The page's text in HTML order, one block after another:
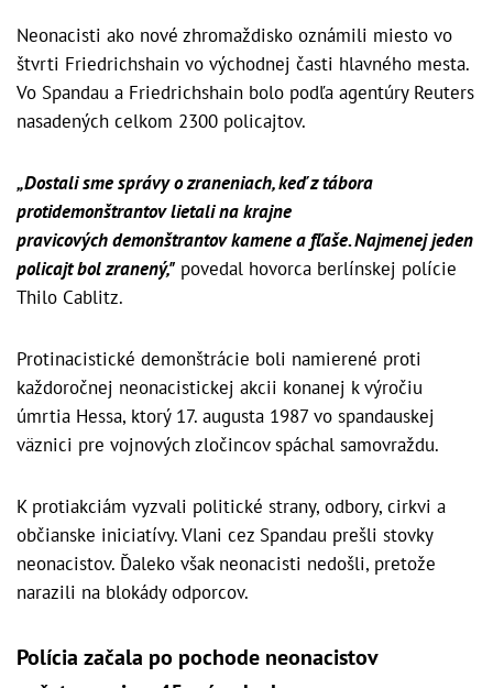
Neonacisti ako nové zhromaždisko oznámili miesto vo
štvrti Friedrichshain vo východnej časti hlavného mesta.
Vo Spandau a Friedrichshain bolo podľa agentúry Reuters
nasadených celkom 2300 policajtov.
„Dostali sme správy o zraneniach, keď z tábora
protidemonštrantov lietali na krajne
pravicových demonštrantov kamene a fľaše. Najmenej jeden
policajt bol zranený," povedal hovorca berlínskej polície
Thilo Cablitz.
Protinacistické demonštrácie boli namierené proti
každoročnej neonacistickej akcii konanej k výročiu
úmrtia Hessa, ktorý 17. augusta 1987 vo spandauskej
väznici pre vojnových zločincov spáchal samovraždu.
K protiakciám vyzvali politické strany, odbory, cirkvi a
občianske iniciatívy. Vlani cez Spandau prešli stovky
neonacistov. Ďaleko však neonacisti nedošli, pretože
narazili na blokády odporcov.
Polícia začala po pochode neonacistov